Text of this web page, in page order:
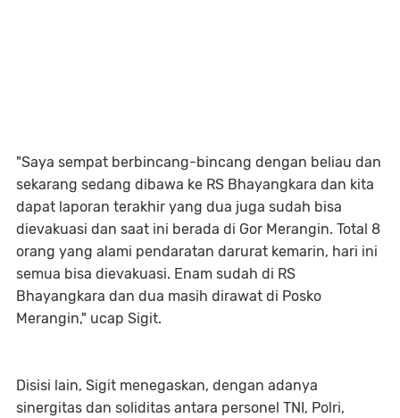
"Saya sempat berbincang-bincang dengan beliau dan
sekarang sedang dibawa ke RS Bhayangkara dan kita
dapat laporan terakhir yang dua juga sudah bisa
dievakuasi dan saat ini berada di Gor Merangin. Total 8
orang yang alami pendaratan darurat kemarin, hari ini
semua bisa dievakuasi. Enam sudah di RS
Bhayangkara dan dua masih dirawat di Posko
Merangin," ucap Sigit.
Disisi lain, Sigit menegaskan, dengan adanya
sinergitas dan soliditas antara personel TNI, Polri,